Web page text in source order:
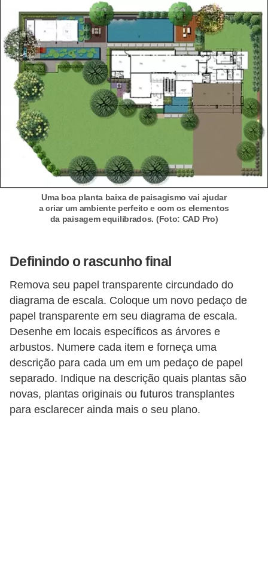
Uma boa planta baixa de paisagismo vai ajudar
a criar um ambiente perfeito e com os elementos
da paisagem equilibrados. (Foto: CAD Pro)
Definindo o rascunho final
Remova seu papel transparente circundado do
diagrama de escala. Coloque um novo pedaço de
papel transparente em seu diagrama de escala.
Desenhe em locais específicos as árvores e
arbustos. Numere cada item e forneça uma
descrição para cada um em um pedaço de papel
separado. Indique na descrição quais plantas são
novas, plantas originais ou futuros transplantes
para esclarecer ainda mais o seu plano.
í
l
i
o
s
S
í
n
o
n
d
o
m
n
i
o